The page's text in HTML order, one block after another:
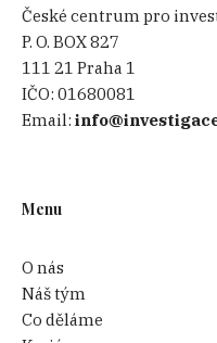
České centrum pro
P. O. BOX 827
111 21 Praha 1
IČO:01680081
Email:
Menu
O nás
Náš tým
Co děláme